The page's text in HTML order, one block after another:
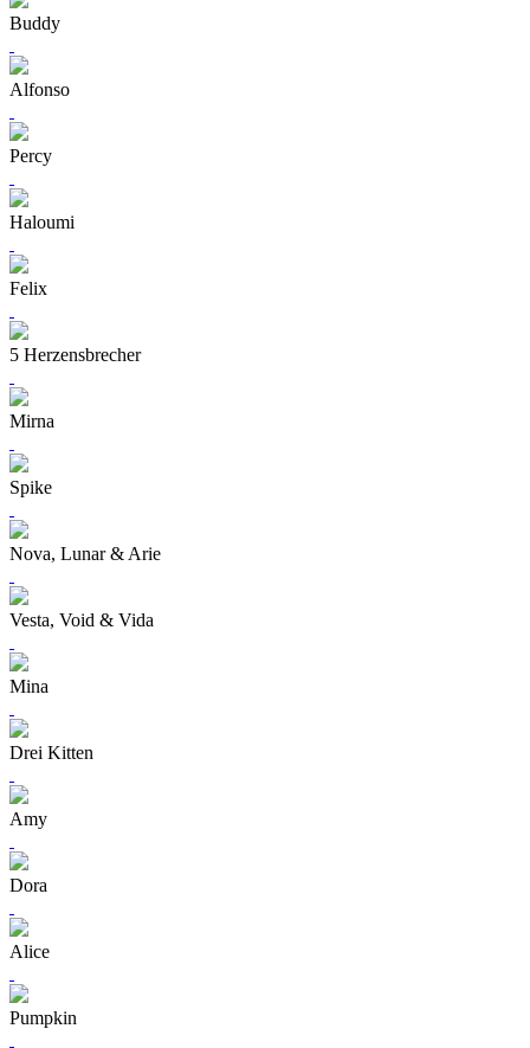
Buddy
Alfonso
Percy
Haloumi
Felix
5 Herzensbrecher
Mirna
Spike
Nova, Lunar & Arie
Vesta, Void & Vida
Mina
Drei Kitten
Amy
Dora
Alice
Pumpkin